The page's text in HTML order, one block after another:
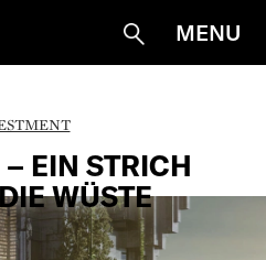
Suche
MENU
– EIN STRICH
WÜSTE